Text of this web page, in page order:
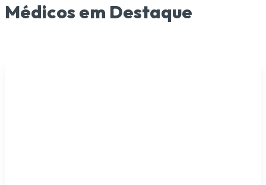
Médicos em Destaque